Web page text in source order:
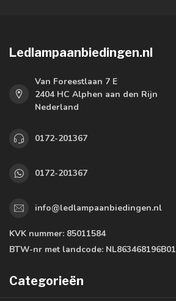
Ledlampaanbiedingen.nl
Van Foreestlaan 7 E
2404 HC Alphen aan den Rijn
Nederland
0172-201367
0172-201367
info@ledlampaanbiedingen.nl
KVK nummer: 85011584
BTW-nr met landcode: NL863468196B01
Categorieën